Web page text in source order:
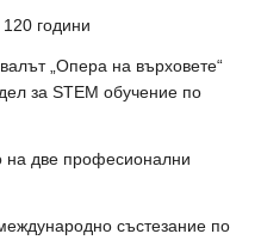
години
„Опера на върховете“
за STEM обучение по
две професионални
състезание по